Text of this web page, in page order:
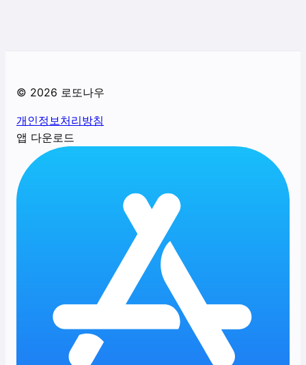
© 2026 로또나우
개인정보처리방침
앱 다운로드